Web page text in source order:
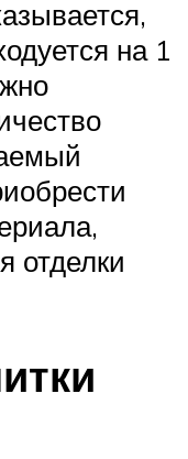
на 1
отделки